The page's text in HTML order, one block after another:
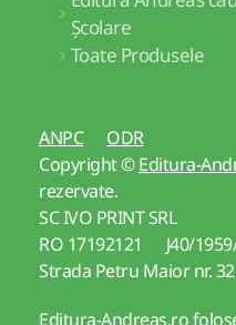
Școlare
Toate Produsele
ANPC
ODR
Copyright ©Editura-
rezervate.
SC IVO PRINT SRL
RO 17192121 J40/
Strada Petru Maior nr.
Editura-Andreas.ro